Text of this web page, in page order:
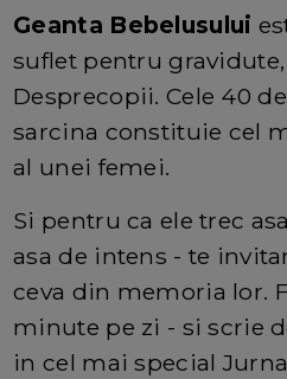
Geanta Bebelusului
suflet pentru
Desprecopii. Cele 40
sarcina constituie cel
al unei femei.
Si pentru ca ele trec
asa de intens - te
ceva din memoria lor.
minute pe zi - si scrie
in cel mai special